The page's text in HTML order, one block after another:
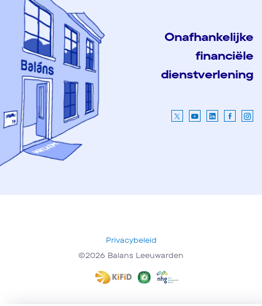
Onafhankelijke
financiële
dienstverlening
Privacybeleid
©2026 Balans Leeuwarden